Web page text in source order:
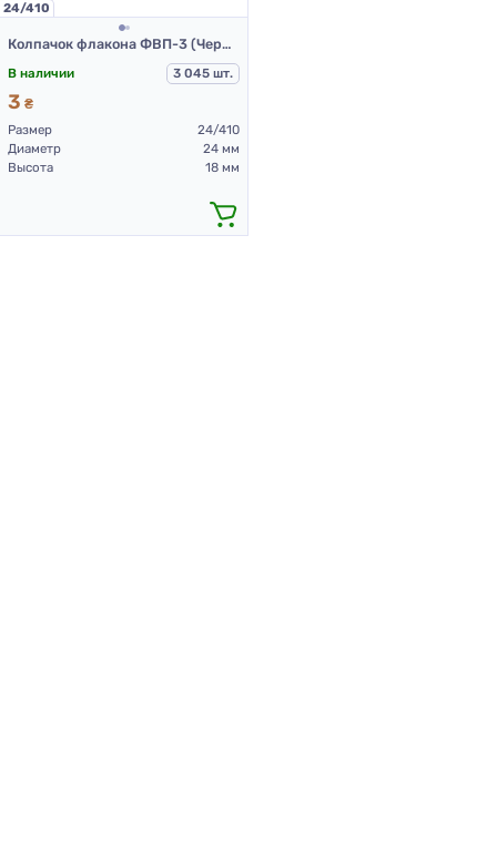
24/410
Колпачок флакона ФВП-3 (Черный)
В наличии 3 045 шт.
3 ₴
Размер
24/410
Диаметр
24 мм
Высота
18 мм